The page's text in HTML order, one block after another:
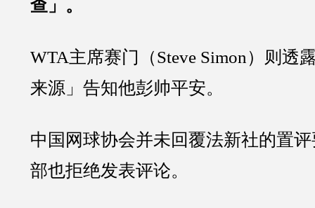
查」。
WTA主席赛门（Steve Simon）则透
来源」告知他彭帅平安。
中国网球协会并未回覆法新社的置
部也拒绝发表评论。